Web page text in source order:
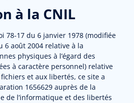
à la CNIL
78-17 du 6 janvier 1978 (modifiée
6 août 2004 relative à la
physiques à l’égard des
à caractère personnel) relative
et aux libertés, ce site a
1656629 auprès de la
de l’informatique et des libertés